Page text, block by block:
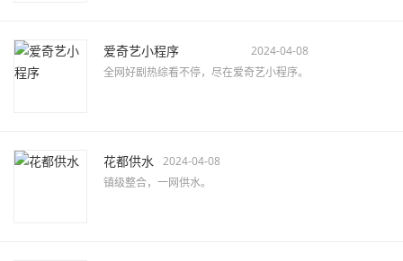
爱奇艺小程序
2024-04-08
全网好剧热综看不停，尽在爱奇艺小程序。
花都供水
2024-04-08
镇级整合，一网供水。